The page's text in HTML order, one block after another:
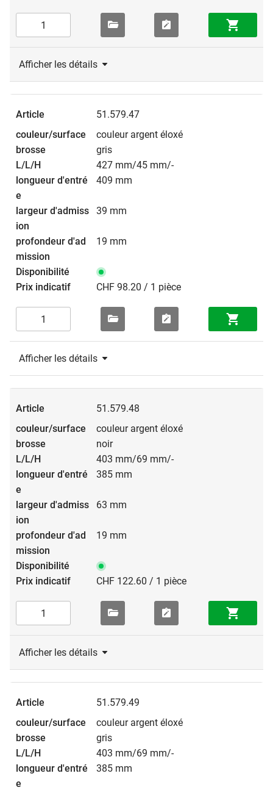
Afficher les détails
51.579.47
couleur argent éloxé
gris
427 mm/45 mm/-
409 mm
39 mm
19 mm
CHF 98.20 / 1 pièce
Afficher les détails
51.579.48
couleur argent éloxé
noir
403 mm/69 mm/-
385 mm
63 mm
19 mm
CHF 122.60 / 1 pièce
Afficher les détails
51.579.49
couleur argent éloxé
gris
403 mm/69 mm/-
385 mm